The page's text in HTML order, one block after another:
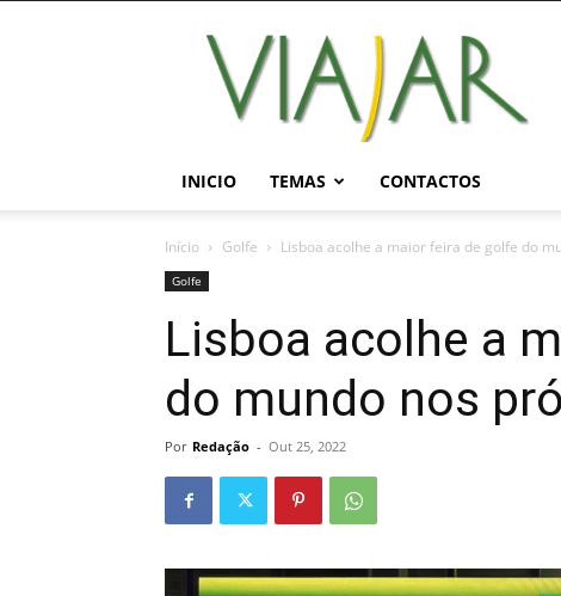
Viajar
Magazine
Online
INICIO TEMAS CONTACTOS
Início Golfe Lisboa acolhe a maior feira de golfe do
Golfe
Lisboa acolhe a
do mundo nos
Por Redação - Out 25, 2022